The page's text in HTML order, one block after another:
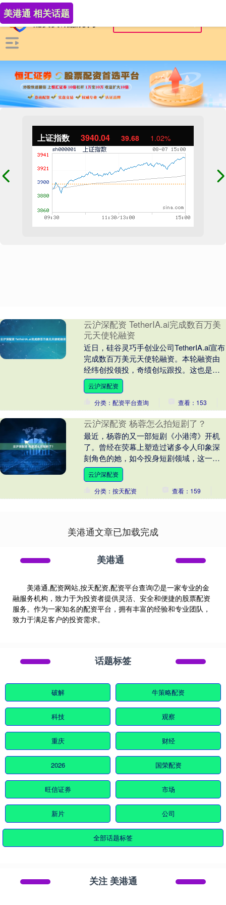
上证指数 3940.04 39.68 1.02%
美港通 相关话题
云沪深配资 TetherIA.ai完成数百万美
元天使轮融资
近日，硅谷灵巧手创业公司TetherIA.ai宣布
完成数百万美元天使轮融资。本轮融资由
经纬创投领投，奇绩创坛跟投。这也是
TetherIA自成立以来的首轮融资，所....
云沪深配资
分类：配资平台查询
查看：153
云沪深配资 杨蓉怎么拍短剧了？
最近，杨蓉的又一部短剧《小港湾》开机
了。曾经在荧幕上塑造过诸多令人印象深
刻角色的她，如今投身短剧领域，这一转
变难免让人深思：杨蓉怎么拍短剧了？而
这背后，映射出的....
云沪深配资
分类：按天配资
查看：159
美港通文章已加载完成
美港通
美港通,配资网站,按天配资,配资平台查询⑦是一家专业的金
融服务机构，致力于为投资者提供灵活、安全和便捷的股票配资
服务。作为一家知名的配资平台，拥有丰富的经验和专业团队，
致力于满足客户的投资需求。
话题标签
破解 牛策略配资
科技 观察
重庆 财经
2026 国荣配资
旺信证券 市场
新片 公司
全部话题标签
关注 美港通